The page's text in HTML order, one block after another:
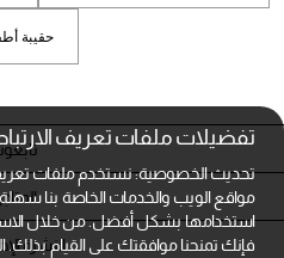
تفضيلات ملفات تعريف
تحديث الخصوصية: نستخدم ملفات
مواقع الويب والخدمات الخاصة بنا
استخدامها بشكل أفضل. من خلال
فإنك تمنحنا موافقتك على القيام بذلك.
حقيبة
المتاجر
النشرة